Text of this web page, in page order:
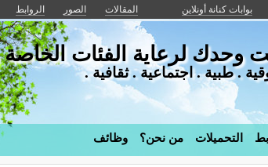
بوابات كنانة أونلاين المقالات الصور الروابط
لرعاية الفئات الخاصة
. طبية . اجتماعية . ثقافية .
التحميلات من نحن؟ وظائف